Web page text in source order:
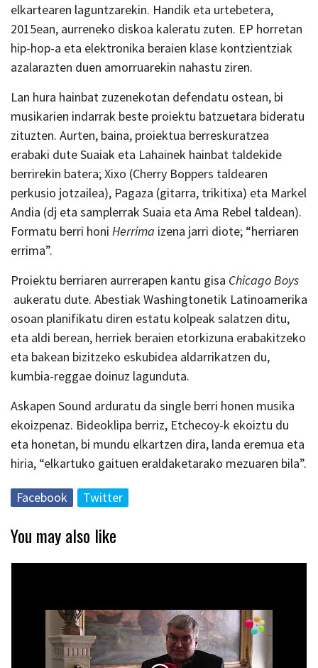
elkartearen laguntzarekin. Handik eta urtebetera,
2015ean, aurreneko diskoa kaleratu zuten. EP horretan
hip-hop-a eta elektronika beraien klase kontzientziak
azalarazten duen amorruarekin nahastu ziren.
Lan hura hainbat zuzenekotan defendatu ostean, bi
musikarien indarrak beste proiektu batzuetara bideratu
zituzten. Aurten, baina, proiektua berreskuratzea
erabaki dute Suaiak eta Lahainek hainbat taldekide
berrirekin batera; Xixo (Cherry Boppers taldearen
perkusio jotzailea), Pagaza (gitarra, trikitixa) eta Markel
Andia (dj eta samplerrak Suaia eta Ama Rebel taldean).
Formatu berri honi Herrima izena jarri diote; “herriaren
errima”.
Proiektu berriaren aurrerapen kantu gisa Chicago Boys
aukeratu dute. Abestiak Washingtonetik Latinoamerika
osoan planifikatu diren estatu kolpeak salatzen ditu,
eta aldi berean, herriek beraien etorkizuna erabakitzeko
eta bakean bizitzeko eskubidea aldarrikatzen du,
kumbia-reggae doinuz lagunduta.
Askapen Sound arduratu da single berri honen musika
ekoizpenaz. Bideoklipa berriz, Etchecoy-k ekoiztu du
eta honetan, bi mundu elkartzen dira, landa eremua eta
hiria, “elkartuko gaituen eraldaketarako mezuaren bila”.
Facebook Twitter
You may also like